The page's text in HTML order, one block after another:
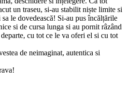
un traseu, si-au stabilit niște limite si
le dovedească! Si-au pus încălțările
si de cursa lunga si au pornit râzând
cu tot ce le va oferi el si cu tot
de neimaginat, autentica si